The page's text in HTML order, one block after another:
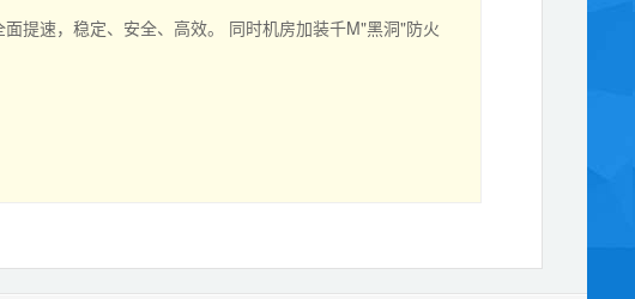
提速，稳定、安全、高效。 同时机房加装千M"黑洞"防火